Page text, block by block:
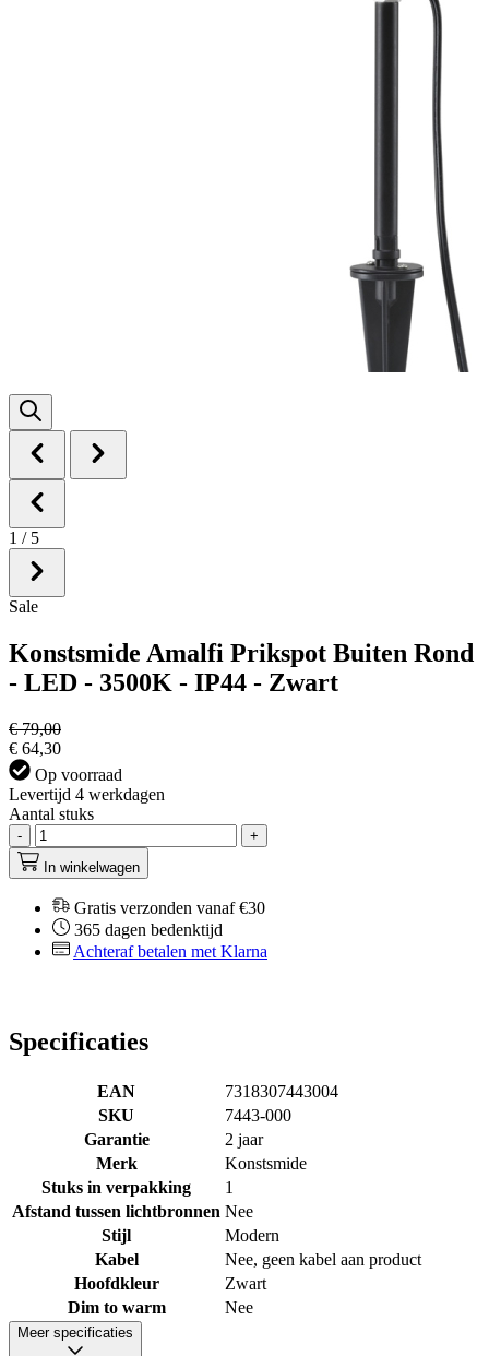
1 / 5
Sale
Konstsmide Amalfi Prikspot Buiten Rond
- LED - 3500K - IP44 - Zwart
€ 79,00
€ 64,30
Op voorraad
Levertijd 4 werkdagen
Aantal stuks
-
+
In winkelwagen
Gratis verzonden vanaf €30
365 dagen bedenktijd
Achteraf betalen met Klarna
Specificaties
EAN
7318307443004
SKU
7443-000
Garantie
2 jaar
Merk
Konstsmide
Stuks in verpakking
1
Afstand tussen lichtbronnen Nee
Stijl
Modern
Kabel
Nee, geen kabel aan product
Hoofdkleur
Zwart
Dim to warm
Nee
Meer specificaties